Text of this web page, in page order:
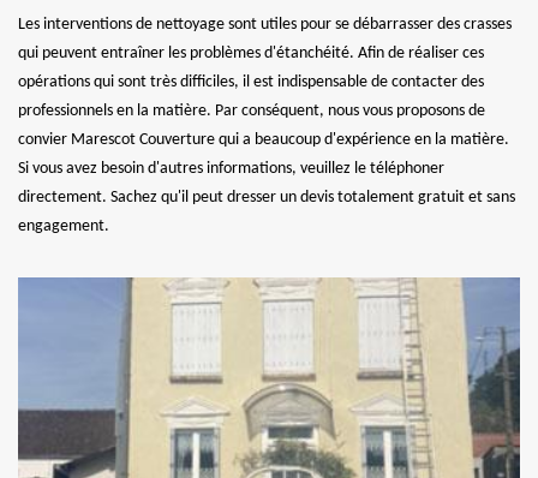
Les interventions de nettoyage sont utiles pour se débarrasser des crasses
qui peuvent entraîner les problèmes d'étanchéité. Afin de réaliser ces
opérations qui sont très difficiles, il est indispensable de contacter des
professionnels en la matière. Par conséquent, nous vous proposons de
convier Marescot Couverture qui a beaucoup d'expérience en la matière.
Si vous avez besoin d'autres informations, veuillez le téléphoner
directement. Sachez qu'il peut dresser un devis totalement gratuit et sans
engagement.